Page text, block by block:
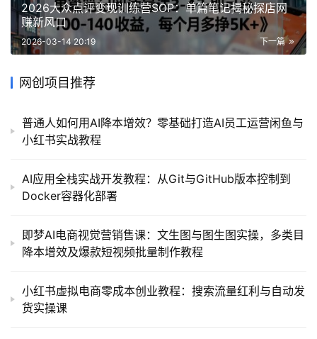
2026大众点评变现训练营SOP：单篇笔记揭秘探店网
赚新风口
下一篇
2026-03-14 20:19
网创项目推荐
普通人如何用AI降本增效？零基础打造AI员工运营闲鱼与
小红书实战教程
AI应用全栈实战开发教程：从Git与GitHub版本控制到
Docker容器化部署
即梦AI电商视觉营销售课：文生图与图生图实操，多类目
降本增效及爆款短视频批量制作教程
小红书虚拟电商零成本创业教程：搜索流量红利与自动发
货实操课